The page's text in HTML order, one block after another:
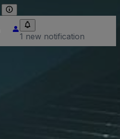
1 new notification